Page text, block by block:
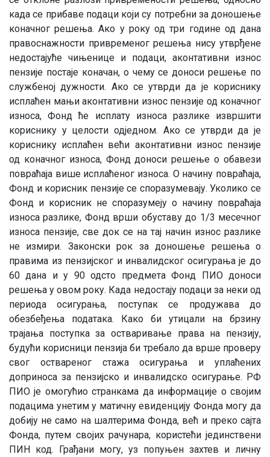
када се прибаве подаци који су потребни за доношење
коначног решења. Ако у року од три године од дана
правоснажности привременог решења нису утврђене
недостајуће чињенице и подаци, аконтативни износ
пензије постаје коначан, о чему се доноси решење по
службеној дужности. Ако се утврди да је кориснику
исплаћен мањи аконтативни износ пензије од коначног
износа, Фонд ће исплату износа разлике извршити
кориснику у целости одједном. Ако се утврди да је
кориснику исплаћен већи аконтативни износ пензије
од коначног износа, Фонд доноси решење о обавези
повраћаја више исплаћеног износа. О начину повраћаја,
Фонд и корисник пензије се споразумевају. Уколико се
Фонд и корисник не споразумеју о начину повраћаја
износа разлике, Фонд врши обуставу до 1/3 месечног
износа пензије, све док се на тај начин износ разлике
не измири. Законски рок за доношење решења о
правима из пензијског и инвалидског осигурања је до
60 дана и у 90 одсто предмета Фонд ПИО доноси
решења у овом року. Када недостају подаци за неки од
периода осигурања, поступак се продужава до
обезбеђења података. Како би утицали на брзину
трајања поступка за остваривање права на пензију,
будући корисници пензија би требало да врше проверу
свог оствареног стажа осигурања и уплаћених
доприноса за пензијско и инвалидско осигурање. РФ
ПИО је омогућио странкама да информације о својим
подацима унетим у матичну евиденцију Фонда могу да
добију не само на шалтерима Фонда, већ и преко сајта
Фонда, путем својих рачунара, користећи јединствени
ПИН код. Грађани могу, уз попуњен захтев и личну